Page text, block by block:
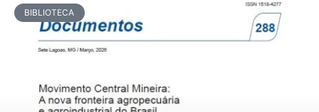
BIBLIOTECA